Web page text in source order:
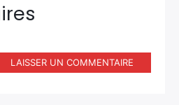
LAISSER UN COMMENTAIRE